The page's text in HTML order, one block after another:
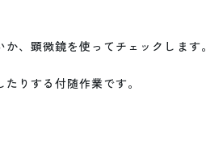
、顕微鏡を使ってチェックします。
りする付随作業です。